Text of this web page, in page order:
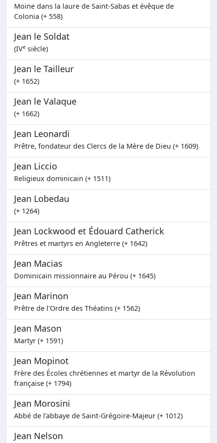
Moine dans la laure de Saint-Sabas et évêque de
Colonia (+ 558)
Jean le Soldat
(IVe siècle)
Jean le Tailleur
(+ 1652)
Jean le Valaque
(+ 1662)
Jean Leonardi
Prêtre, fondateur des Clercs de la Mère de Dieu (+ 1609)
Jean Liccio
Religieux dominicain (+ 1511)
Jean Lobedau
(+ 1264)
Jean Lockwood et Édouard Catherick
Prêtres et martyrs en Angleterre (+ 1642)
Jean Macias
Dominicain missionnaire au Pérou (+ 1645)
Jean Marinon
Prêtre de l'Ordre des Théatins (+ 1562)
Jean Mason
Martyr (+ 1591)
Jean Mopinot
Frère des Écoles chrétiennes et martyr de la Révolution
française (+ 1794)
Jean Morosini
Abbé de l'abbaye de Saint-Grégoire-Majeur (+ 1012)
Jean Nelson